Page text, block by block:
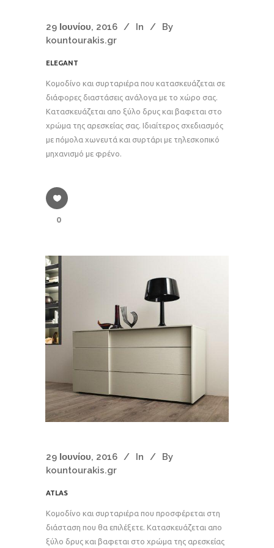
29 Ιουνίου, 2016 In
By
kountourakis.gr
ELEGANT
Κομοδίνο και συρταριέρα που κατασκευάζεται σε
διάφορες διαστάσεις ανάλογα με το χώρο σας.
Κατασκευάζεται απο ξύλο δρυς και βαφεται στο
χρώμα της αρεσκείας σας. Ιδιαίτερος σχεδιασμός
με πόμολα χωνευτά και συρτάρι με τηλεσκοπικό
μηχανισμό με φρένο.
0
29 Ιουνίου, 2016 In
By
kountourakis.gr
ATLAS
Κομοδίνο και συρταριέρα που προσφέρεται στη
διάσταση που θα επιλέξετε. Κατασκευάζεται απο
ξύλο δρυς και βαφεται στο χρώμα της αρεσκείας